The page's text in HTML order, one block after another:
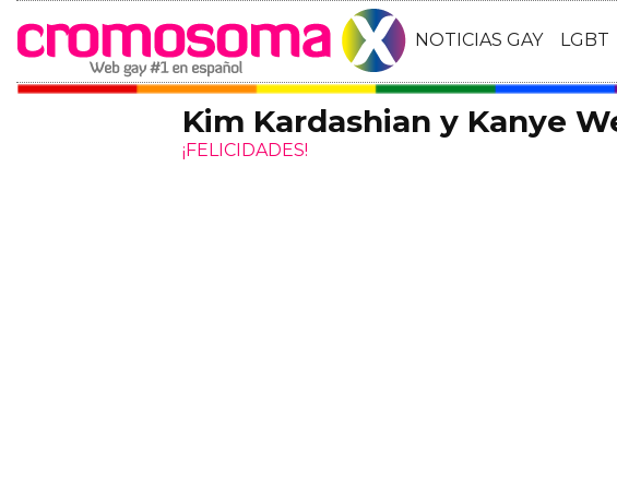
NOTICIAS GAY LGBT
Kim Kardashian y Kanye
¡FELICIDADES!